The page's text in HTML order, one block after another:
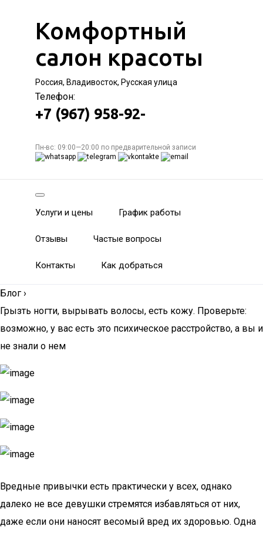
Комфортный
салон красоты
Россия, Владивосток, Русская улица
Телефон:
+7 (967) 958-92-
Пн-вс: 09:00—20:00 по предварительной записи
Услуги и цены График работы
Отзывы Частые вопросы
Контакты Как добраться
Блог ›
Грызть ногти, вырывать волосы, есть кожу. Проверьте:
возможно, у вас есть это психическое расстройство, а вы и
не знали о нем
Вредные привычки есть практически у всех, однако
далеко не все девушки стремятся избавляться от них,
даже если они наносят весомый вред их здоровью. Одна